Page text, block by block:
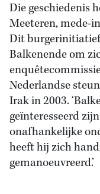
Die geschiedenis
Meeteren, mede-
Dit
Balkenende om
Nederlandse
Irak in 2003.
geïnteresseerd
onafhankelijke
heeft hij zich
gemanoeuvreerd.’